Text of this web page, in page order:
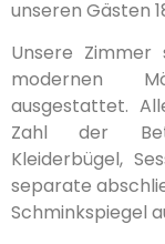
unseren Gästen
Unsere
modernen
ausgestattet.
Zahl der
Kleiderbügel,
separate
Schminkspiegel